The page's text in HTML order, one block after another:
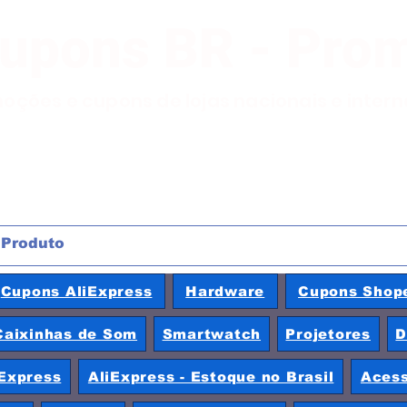
BR -
Cupons AliExpress Hardware Cupons
de Som Smartwatch Projetores
AliExpress - Estoque no Brasil